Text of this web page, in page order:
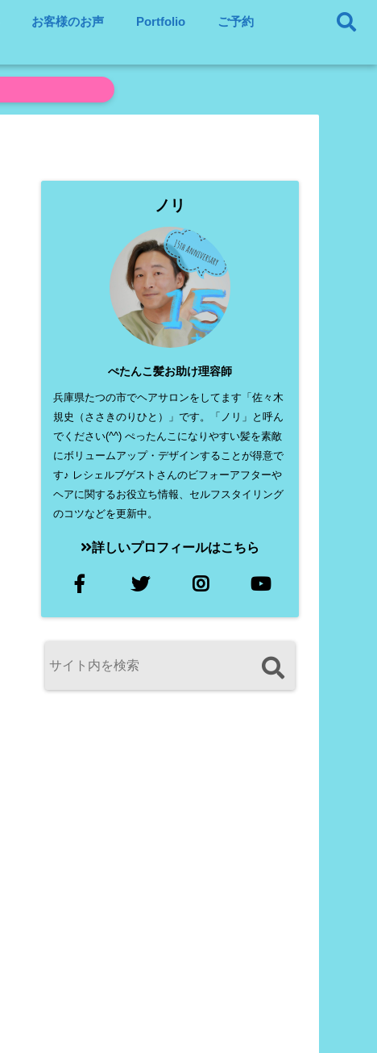
お客様のお声 Portfolio ご予約
ノリ
ぺたんこ髪お助け理容師
兵庫県たつの市でヘアサロンをしてます「佐々木
規史（ささきのりひと）」です。「ノリ」と呼ん
でください(^^) ぺったんこになりやすい髪を素敵
にボリュームアップ・デザインすることが得意で
す♪ レシェルブゲストさんのビフォーアフターや
ヘアに関するお役立ち情報、セルフスタイリング
のコツなどを更新中。
詳しいプロフィールはこちら